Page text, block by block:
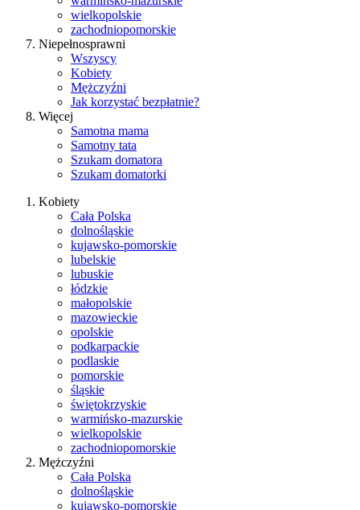
wielkopolskie
zachodniopomorskie
Niepełnosprawni
Wszyscy
Kobiety
Mężczyźni
Jak korzystać bezpłatnie?
Więcej
Samotna mama
Samotny tata
Szukam domatora
Szukam domatorki
Kobiety
Cała Polska
dolnośląskie
kujawsko-pomorskie
lubelskie
lubuskie
łódzkie
małopolskie
mazowieckie
opolskie
podkarpackie
podlaskie
pomorskie
śląskie
świętokrzyskie
warmińsko-mazurskie
wielkopolskie
zachodniopomorskie
Mężczyźni
Cała Polska
dolnośląskie
kujawsko-pomorskie